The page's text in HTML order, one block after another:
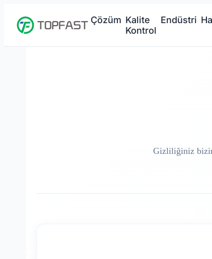
Çözüm Kalite
Kontrol
Endüstri
Gizliliğiniz